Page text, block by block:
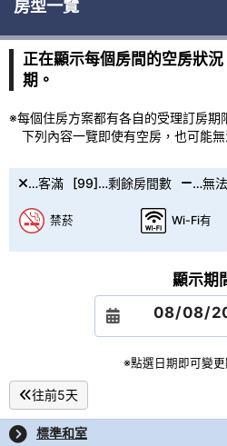
房型一覽
正在顯示每個房間的空房狀
期。
※每個住房方案都有各自的受理訂房
下列內容一覽即使有空房，也可能
…客滿 [99]…剩餘房間數 …無
禁菸 Wi-Fi有
顯示期
※點選日期即可變
往前5天
標準和室